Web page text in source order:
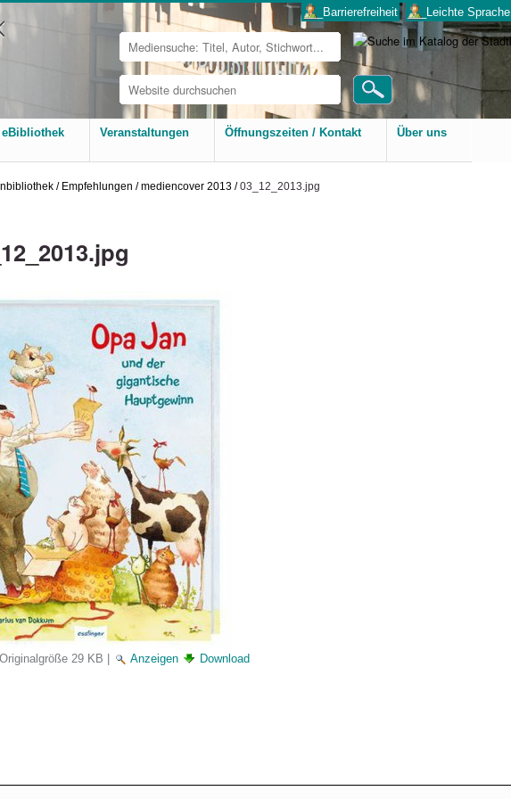
Website
durchsuchen
Erweiterte
Suche…
___Barrierefreiheit ___Leichte Sprache
eBibliothek Veranstaltungen Öffnungszeiten / Kontakt Über uns
/ Empfehlungen /mediencover 2013 /03_12_2013.jpg
29 KB Anzeigen Download